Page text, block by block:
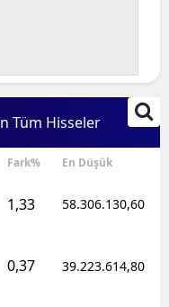
Tüm Hisseler
Fark% En Düşük
1,33 58.306.130,60
0,37 39.223.614,80